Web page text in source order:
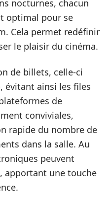
nocturnes, chacun
optimal pour se
Cela permet redéfinir
le plaisir du cinéma.
de billets, celle-ci
évitant ainsi les files
de
conviviales,
rapide du nombre de
dans la salle. Au
peuvent
apportant une touche